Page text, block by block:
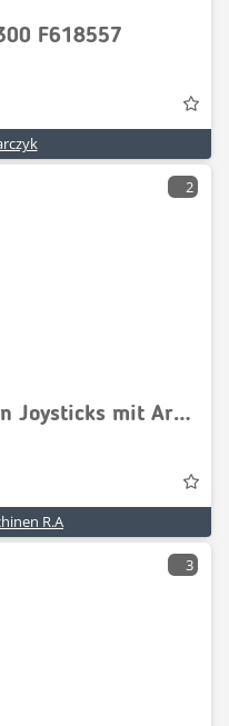
F618557
2
Ponsse Ergo Bear Scorpion Joysticks mit Armlehnen
R.A
3